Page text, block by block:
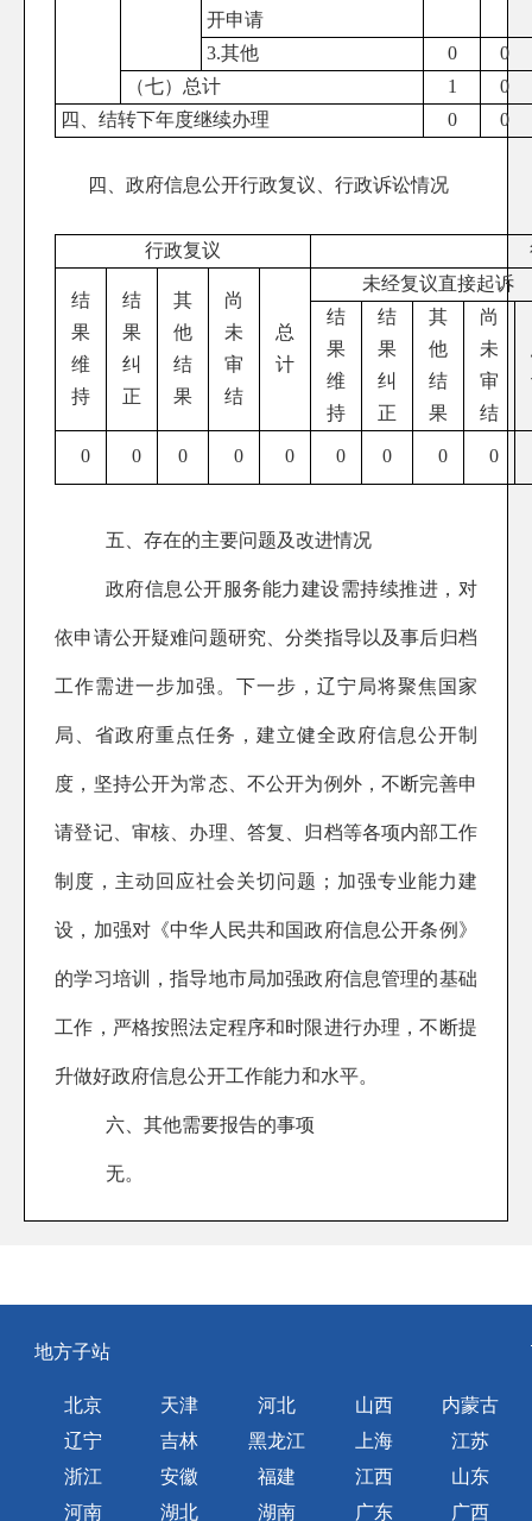
开申请
3.其他 0
0
（七）总计
1
0
四、结转下年度继续办理
0 0
四、政府信息公开行政复议、行政诉讼情况
行政复议
结
果
维
持
结
果
纠
正
其
他
结
果
尚
未
审
结
总
计
未经复议直接起诉
结
果
维
持
结
果
纠
正
其
他
结
果
尚
未
审
结
0 0 0 0 0 0 0 0 0
五、存在的主要问题及改进情况
政府信息公开服务能力建设需持续推进，对
依申请公开疑难问题研究、分类指导以及事后归档
工作需进一步加强。下一步，辽宁局将聚焦国家
局、省政府重点任务，建立健全政府信息公开制
度，坚持公开为常态、不公开为例外，不断完善申
请登记、审核、办理、答复、归档等各项内部工作
制度，主动回应社会关切问题；加强专业能力建
设，加强对《中华人民共和国政府信息公开条例》
的学习培训，指导地市局加强政府信息管理的基础
工作，严格按照法定程序和时限进行办理，不断提
升做好政府信息公开工作能力和水平。
六、其他需要报告的事项
无。
地方子站
北京 天津 河北 山西
内蒙古
辽宁
吉林 黑龙江 上海
江苏
浙江
安徽 福建 江西
山东
河南
湖北 湖南 广东 广西